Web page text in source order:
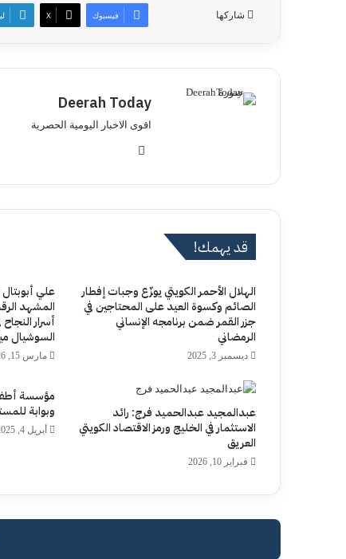
شاركها فيسبوك ‫X
Deerah Today
اقوى الاخبار اليومية الحصرية
الوي
ب
قد يهمك!
الهلال الأحمر الكويتي يوزّع وجبات إفطار
الصائم وكسوة العيد على المحتاجين في
جزر القمر ضمن برنامجه الإنساني
الرمضاني
ديسمبر 3, 2025
علي
المشهد
أسرار
السوشيال
مارس 15, 2026
عبدالمجيد عبدالحميد فرج: رائد
الاستثمار في الخليج ورمز الاقتصاد الكويتي
العريق
فبراير 10, 2026
مؤسسة
وبوابة
أبريل 4, 2025